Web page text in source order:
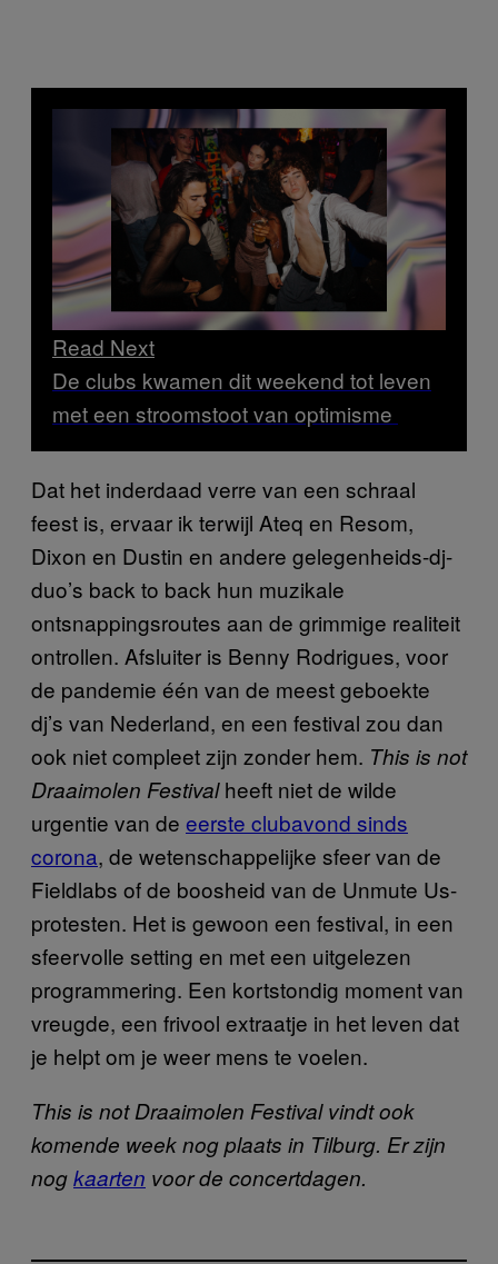
Read Next
De clubs kwamen dit weekend tot leven
met een stroomstoot van optimisme
Dat het inderdaad verre van een schraal
feest is, ervaar ik terwijl Ateq en Resom,
Dixon en Dustin en andere gelegenheids-dj-
duo’s back to back hun muzikale
ontsnappingsroutes aan de grimmige realiteit
ontrollen. Afsluiter is Benny Rodrigues, voor
de pandemie één van de meest geboekte
dj’s van Nederland, en een festival zou dan
ook niet compleet zijn zonder hem. This is not
Draaimolen Festivalheeft niet de wilde
urgentie van de eerste clubavond sinds
corona, de wetenschappelijke sfeer van de
Fieldlabs of de boosheid van de Unmute Us-
protesten. Het is gewoon een festival, in een
sfeervolle setting en met een uitgelezen
programmering. Een kortstondig moment van
vreugde, een frivool extraatje in het leven dat
je helpt om je weer mens te voelen.
This is not Draaimolen Festival vindt ook
komende week nog plaats in Tilburg. Er zijn
nogkaarten voor de concertdagen.